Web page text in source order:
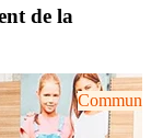
de la